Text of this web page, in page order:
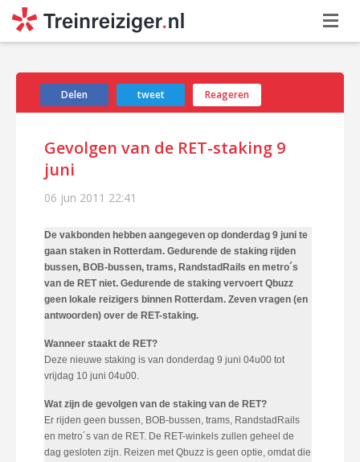
Delen tweet Reageren
Gevolgen van de RET-staking 9
juni
06 jun 2011 22:41
De vakbonden hebben aangegeven op donderdag 9 juni te
gaan staken in Rotterdam. Gedurende de staking rijden
bussen, BOB-bussen, trams, RandstadRails en metro´s
van de RET niet. Gedurende de staking vervoert Qbuzz
geen lokale reizigers binnen Rotterdam. Zeven vragen (en
antwoorden) over de RET-staking.
Wanneer staakt de RET?
Deze nieuwe staking is van donderdag 9 juni 04u00 tot
vrijdag 10 juni 04u00.
Wat zijn de gevolgen van de staking van de RET?
Er rijden geen bussen, BOB-bussen, trams, RandstadRails
en metro´s van de RET. De RET-winkels zullen geheel de
dag gesloten zijn. Reizen met Qbuzz is geen optie, omdat die